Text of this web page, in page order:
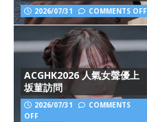
2026/07/31 COMMENTS OFF
ACGHK2026 人氣女聲優上
坂菫訪問
2026/07/31
COMMENTS
OFF